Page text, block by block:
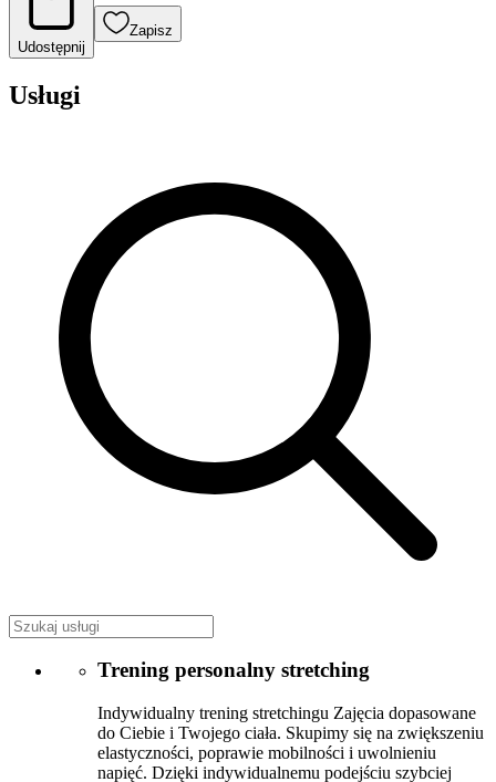
Udostępnij
Zapisz
Usługi
Trening personalny stretching
Indywidualny trening stretchingu Zajęcia dopasowane
do Ciebie i Twojego ciała. Skupimy się na zwiększeniu
elastyczności, poprawie mobilności i uwolnieniu
napięć. Dzięki indywidualnemu podejściu szybciej